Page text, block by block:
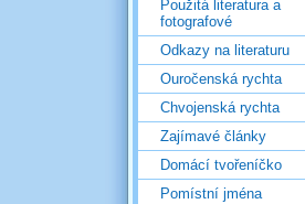
Použitá literatura a
fotografové
Odkazy na literaturu
Ouročenská rychta
Chvojenská rychta
Zajímavé články
Domácí tvořeníčko
Pomístní jména